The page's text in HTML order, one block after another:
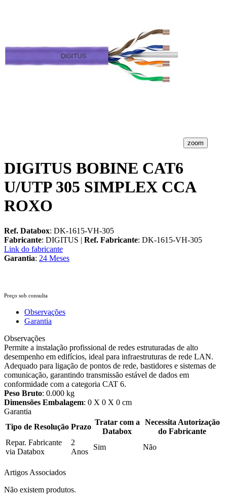
zoom
DIGITUS BOBINE CAT6
U/UTP 305 SIMPLEX CCA
ROXO
Ref. Databox: DK-1615-VH-305
Fabricante: DIGITUS | Ref. Fabricante: DK-1615-VH-305
Link do fabricante
Garantia: 24 Meses
Preço sob consulta
Observações
Garantia
Observações
Permite a instalação profissional de redes estruturadas de alto
desempenho em edifícios, ideal para infraestruturas de rede LAN.
Adequado para ligação de pontos de rede, bastidores e sistemas de
comunicação, garantindo transmissão estável de dados em
conformidade com a categoria CAT 6.
Peso Bruto: 0.000 kg
Dimensões Embalagem: 0 X 0 X 0 cm
Garantia
Tipo de Resolução Prazo
Tratar com a
Databox
Necessita Autorização
do Fabricante
Repar. Fabricante
via Databox
2
Anos
Sim Não
Artigos Associados
Não existem produtos.